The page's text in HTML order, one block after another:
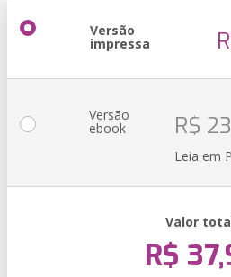
Versão
impressa
Versão
ebook R$
Leia em
Valor
R$